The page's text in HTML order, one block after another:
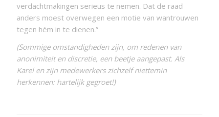
verdachtmakingen serieus te nemen. Dat de raad
anders moest overwegen een motie van wantrouwen
tegen hém in te dienen.”
(Sommige omstandigheden zijn, om redenen van
anonimiteit en discretie, een beetje aangepast. Als
Karel en zijn medewerkers zichzelf niettemin
herkennen: hartelijk gegroet!)